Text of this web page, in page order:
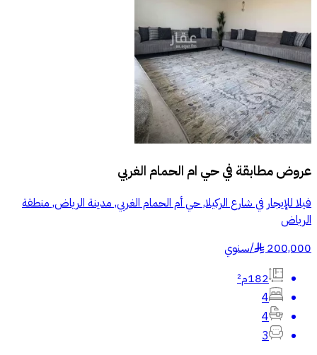
عروض مطابقة فيحي ام الحمام الغربي
فيلا للإيجار في شارع الركيلا, حي أم الحمام الغربي, مدينة الرياض, منطقة
الرياض
200,000
§
/سنوي
182م²
4
4
3